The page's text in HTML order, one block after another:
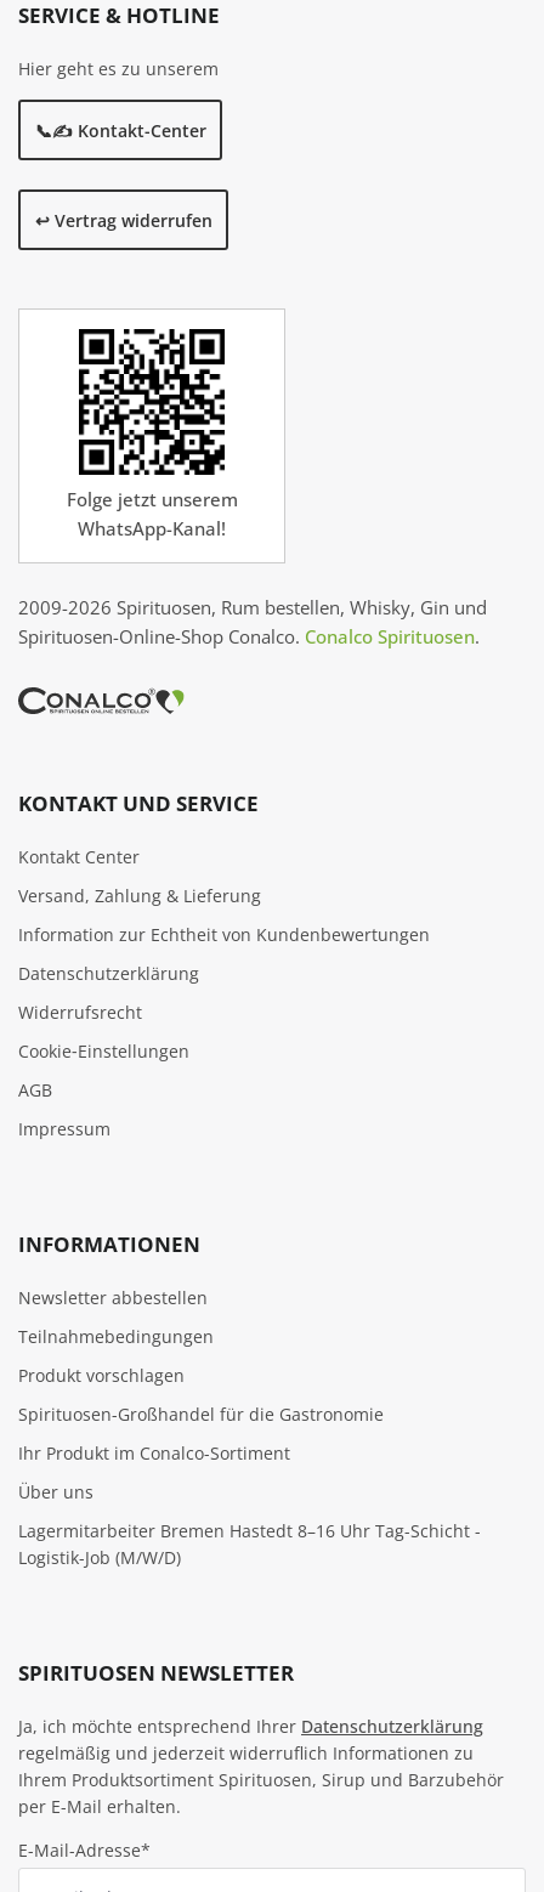
SERVICE & HOTLINE
Hier geht es zu unserem
📞✍️ Kontakt-Center
↩️ Vertrag widerrufen
Folge jetzt unserem
WhatsApp-Kanal!
2009-2026 Spirituosen, Rum bestellen, Whisky, Gin und
Spirituosen-Online-Shop Conalco. Conalco Spirituosen.
KONTAKT UND SERVICE
Kontakt Center
Versand, Zahlung & Lieferung
Information zur Echtheit von Kundenbewertungen
Datenschutzerklärung
Widerrufsrecht
Cookie‑Einstellungen
AGB
Impressum
INFORMATIONEN
Newsletter abbestellen
Teilnahmebedingungen
Produkt vorschlagen
Spirituosen-Großhandel für die Gastronomie
Ihr Produkt im Conalco-Sortiment
Über uns
Lagermitarbeiter Bremen Hastedt 8–16 Uhr Tag-Schicht -
Logistik-Job (M/W/D)
SPIRITUOSEN NEWSLETTER
Ja, ich möchte entsprechend Ihrer Datenschutzerklärung
regelmäßig und jederzeit widerruflich Informationen zu
Ihrem Produktsortiment Spirituosen, Sirup und Barzubehör
per E-Mail erhalten.
E-Mail-Adresse*